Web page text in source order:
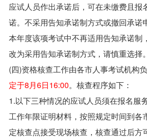
应试人员作出承诺后，可在未缴费且报
诺。不采用告知承诺制方式或撤回承诺
本年度该项考试中不再适用告知承诺制
改为采用告知承诺制方式，请慎重选择。
(四)资格核查工作由各市人事考试机构
定于8月6日16:00。核查程序如下：
1.以下三种情况的应试人员须在报名服
工作年限证明材料，按照规定时间到各
定核查点接受现场核查，核查通过后方